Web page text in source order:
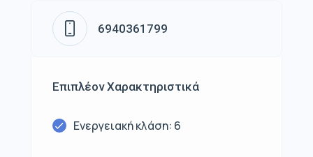
6940361799
Επιπλέον Χαρακτηριστικά
Ενεργειακή κλάση: 6